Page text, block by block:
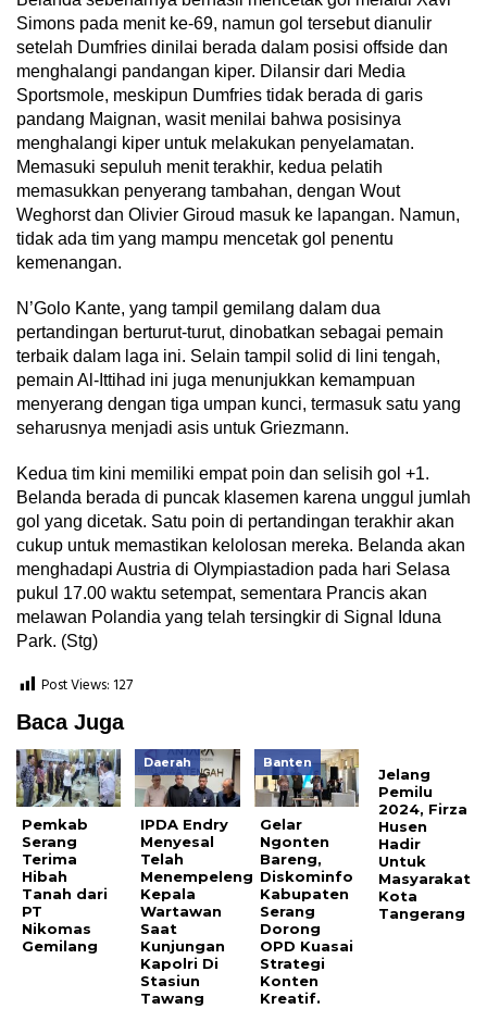
Simons pada menit ke-69, namun gol tersebut dianulir
setelah Dumfries dinilai berada dalam posisi offside dan
menghalangi pandangan kiper. Dilansir dari Media
Sportsmole, meskipun Dumfries tidak berada di garis
pandang Maignan, wasit menilai bahwa posisinya
menghalangi kiper untuk melakukan penyelamatan.
Memasuki sepuluh menit terakhir, kedua pelatih
memasukkan penyerang tambahan, dengan Wout
Weghorst dan Olivier Giroud masuk ke lapangan. Namun,
tidak ada tim yang mampu mencetak gol penentu
kemenangan.
N’Golo Kante, yang tampil gemilang dalam dua
pertandingan berturut-turut, dinobatkan sebagai pemain
terbaik dalam laga ini. Selain tampil solid di lini tengah,
pemain Al-Ittihad ini juga menunjukkan kemampuan
menyerang dengan tiga umpan kunci, termasuk satu yang
seharusnya menjadi asis untuk Griezmann.
Kedua tim kini memiliki empat poin dan selisih gol +1.
Belanda berada di puncak klasemen karena unggul jumlah
gol yang dicetak. Satu poin di pertandingan terakhir akan
cukup untuk memastikan kelolosan mereka. Belanda akan
menghadapi Austria di Olympiastadion pada hari Selasa
pukul 17.00 waktu setempat, sementara Prancis akan
melawan Polandia yang telah tersingkir di Signal Iduna
Park. (Stg)
Post Views: 127
Baca Juga
Pemkab
Serang
Terima
Hibah
Tanah dari
PT
Nikomas
Gemilang
Daerah
IPDA Endry
Menyesal
Telah
Menempeleng
Kepala
Wartawan
Saat
Kunjungan
Kapolri Di
Stasiun
Tawang
Banten
Gelar
Ngonten
Bareng,
Diskominfo
Kabupaten
Serang
Dorong
OPD Kuasai
Strategi
Konten
Kreatif.
Jelang
Pemilu
2024, Firza
Husen
Hadir
Untuk
Masyarakat
Kota
Tangerang